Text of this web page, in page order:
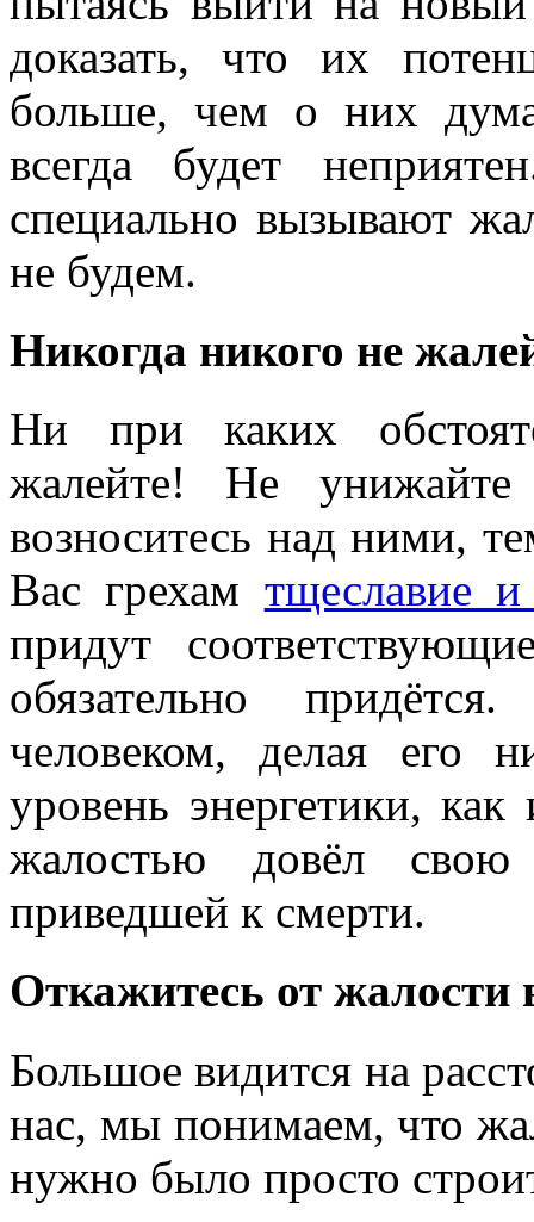
доказать, что их
больше, чем о них
всегда будет
специально вызывают
не будем.
Никогда никого не
Ни при каких
жалейте! Не
возноситесь над ними,
Вас грехам тщеславие
придут
обязательно
человеком, делая его
уровень энергетики,
жалостью довёл
приведшей к смерти.
Откажитесь от жалости
Большое видится на
нас, мы понимаем, что
нужно было просто